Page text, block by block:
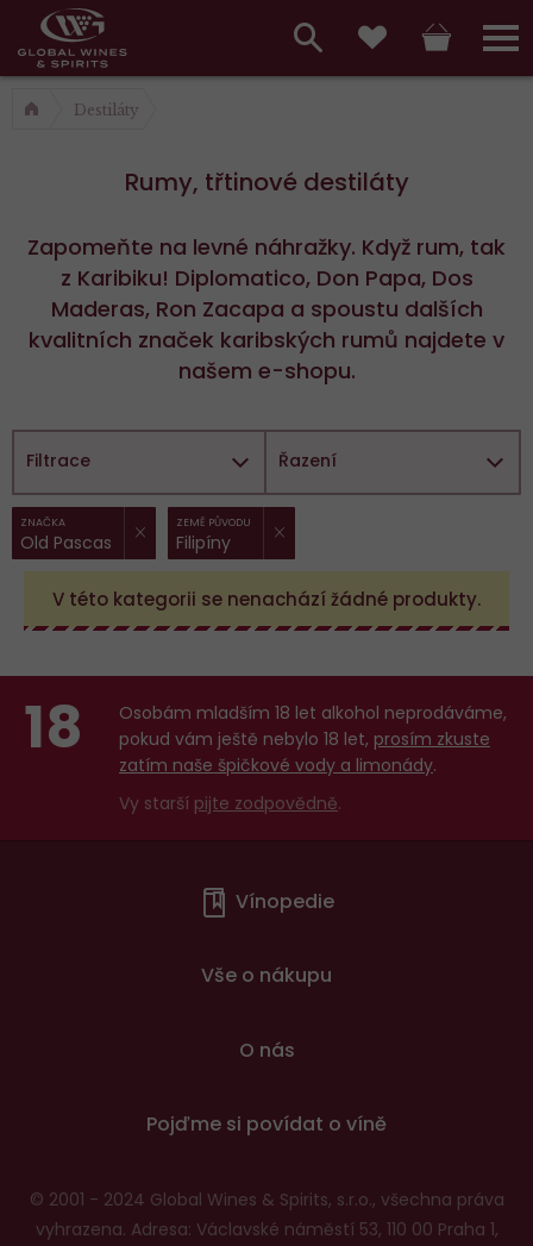
Hlavní
menu,
košík,Destiláty
Rumy, třtinové destiláty
Zapomeňte na levné náhražky. Když rum, tak
z Karibiku! Diplomatico, Don Papa, Dos
Maderas, Ron Zacapa a spoustu dalších
kvalitních značek karibských rumů najdete v
našem e-shopu.
Filtrace
Vybrané
filtry:
ZNAČKA
Old Pascas
ZRUŠIT FILTR
ZEMĚ PŮVODU
Filipíny
Řazení
V této kategorii se nenachází žádné produkty.
18
Osobám mladším 18 let alkohol neprodáváme,
pokud vám ještě nebylo 18 let, prosím zkuste
zatím naše špičkové vody a limonády.
Vy starší pijte zodpovědně.
Vínopedie
Vše o nákupu
O nás
Pojďme si povídat o víně
© 2001 - 2024 Global Wines & Spirits, s.r.o., všechna práva
vyhrazena. Adresa: Václavské náměstí 53, 110 00 Praha 1,